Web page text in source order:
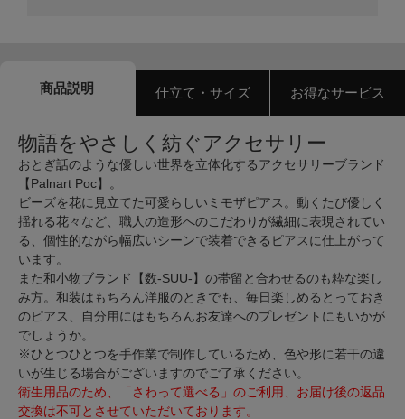
商品説明 仕立て・サイズ お得なサービス
物語をやさしく紡ぐアクセサリー
おとぎ話のような優しい世界を立体化するアクセサリーブランド
【Palnart Poc】。
ビーズを花に見立てた可愛らしいミモザピアス。動くたび優しく
揺れる花々など、職人の造形へのこだわりが繊細に表現されてい
る、個性的ながら幅広いシーンで装着できるピアスに仕上がって
います。
また和小物ブランド【数-SUU-】の帯留と合わせるのも粋な楽し
み方。和装はもちろん洋服のときでも、毎日楽しめるとっておき
のピアス、自分用にはもちろんお友達へのプレゼントにもいかが
でしょうか。
※ひとつひとつを手作業で制作しているため、色や形に若干の違
いが生じる場合がございますのでご了承ください。
衛生用品のため、「さわって選べる」のご利用、お届け後の返品
交換は不可とさせていただいております。